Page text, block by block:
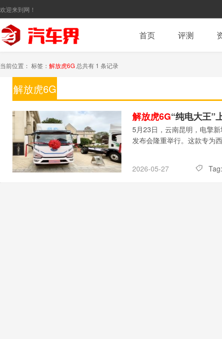
欢迎来到网！
首页 评测
当前位置： 标签： 解放虎6G 总共有 1 条记录
解放虎6G
解放虎6G“纯电大王”上市
5月23日，云南昆明，电擎
发布会隆重举行。这款专为
2026-05-27 Tag: